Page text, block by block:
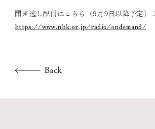
聞き逃し配信はこちら（9月9日以降予定）：
https://www.nhk.or.jp/radio/ondemand/
Back